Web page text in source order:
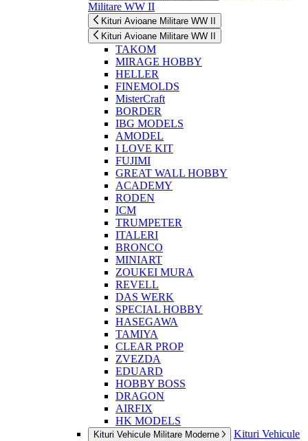
Militare WW II
Kituri Avioane Militare WW II
Kituri Avioane Militare WW II
TAKOM
MIRAGE HOBBY
HELLER
FINEMOLDS
MisterCraft
BORDER
IBG MODELS
AMODEL
I LOVE KIT
FUJIMI
GREAT WALL HOBBY
ACADEMY
RODEN
ICM
TRUMPETER
ITALERI
BRONCO
MINIART
ZOUKEI MURA
REVELL
DAS WERK
SPECIAL HOBBY
HASEGAWA
TAMIYA
CLEAR PROP
ZVEZDA
EDUARD
HOBBY BOSS
DRAGON
AIRFIX
HK MODELS
Kituri Vehicule Militare Moderne
Kituri Vehicule